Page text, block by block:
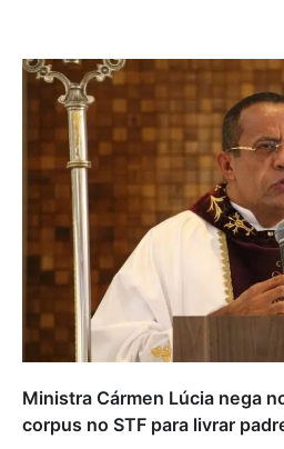
Ministra Cármen Lúcia nega
corpus no STF para livrar